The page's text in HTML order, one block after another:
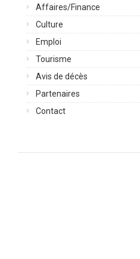
Affaires/Finance
Culture
Emploi
Tourisme
Avis de décès
Partenaires
Contact